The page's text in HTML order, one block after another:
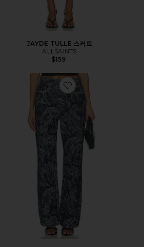
JAYDE TULLE 스커트
ALLSAINTS
$159
Favorite BLAKE 진